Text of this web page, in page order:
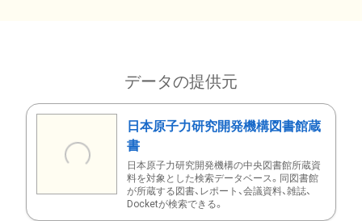
データの提供元
日本原子力研究開発機構図書館蔵
書
日本原子力研究開発機構の中央図書館所蔵資
料を対象とした検索データベース。同図書館
が所蔵する図書、レポート、会議資料、雑誌、
Docketが検索できる。